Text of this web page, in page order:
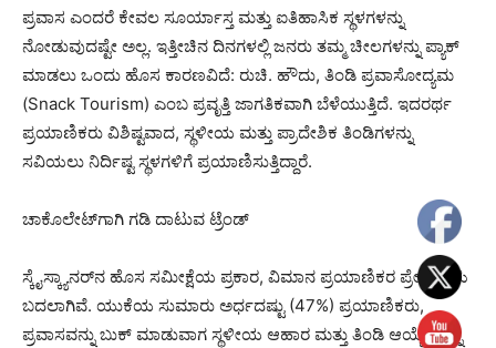
ಪ್ರವಾಸ ಎಂದರೆ ಕೇವಲ ಸೂರ್ಯಾಸ್ತ ಮತ್ತು ಐತಿಹಾಸಿಕ ಸ್ಥಳಗಳನ್ನು
ನೋಡುವುದಷ್ಟೇ ಅಲ್ಲ. ಇತ್ತೀಚಿನ ದಿನಗಳಲ್ಲಿ ಜನರು ತಮ್ಮ ಚೀಲಗಳನ್ನು ಪ್ಯಾಕ್
ಮಾಡಲು ಒಂದು ಹೊಸ ಕಾರಣವಿದೆ: ರುಚಿ. ಹೌದು, ತಿಂಡಿ ಪ್ರವಾಸೋದ್ಯಮ
(Snack Tourism) ಎಂಬ ಪ್ರವೃತ್ತಿ ಜಾಗತಿಕವಾಗಿ ಬೆಳೆಯುತ್ತಿದೆ. ಇದರರ್ಥ
ಪ್ರಯಾಣಿಕರು ವಿಶಿಷ್ಟವಾದ, ಸ್ಥಳೀಯ ಮತ್ತು ಪ್ರಾದೇಶಿಕ ತಿಂಡಿಗಳನ್ನು
ಸವಿಯಲು ನಿರ್ದಿಷ್ಟ ಸ್ಥಳಗಳಿಗೆ ಪ್ರಯಾಣಿಸುತ್ತಿದ್ದಾರೆ.
ಚಾಕೊಲೇಟ್‌ಗಾಗಿ ಗಡಿ ದಾಟುವ ಟ್ರೆಂಡ್‌
ಸ್ಕೈಸ್ಕ್ಯಾನರ್‌ನ ಹೊಸ ಸಮೀಕ್ಷೆಯ ಪ್ರಕಾರ, ವಿಮಾನ ಪ್ರಯಾಣಿಕರ ಪ್ರೇರಣೆಗಳು
ಬದಲಾಗಿವೆ. ಯುಕೆಯ ಸುಮಾರು ಅರ್ಧದಷ್ಟು (47%) ಪ್ರಯಾಣಿಕರು,
ಪ್ರವಾಸವನ್ನು ಬುಕ್ ಮಾಡುವಾಗ ಸ್ಥಳೀಯ ಆಹಾರ ಮತ್ತು ತಿಂಡಿ ಆಯ್ಕೆಗಳನ್ನು